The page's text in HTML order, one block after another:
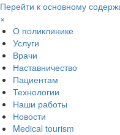
Перейти к основному
×
О поликлинике
Услуги
Врачи
Наставничество
Пациентам
Технологии
Наши работы
Новости
Medical tourism